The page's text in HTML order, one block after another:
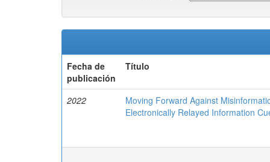
Fecha de
publicación
Título
2022
Moving Forward Against
Electronically Relayed Information